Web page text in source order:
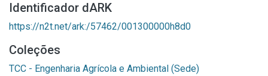
Identificador dARK
https://n2t.net/ark:/57462/001300000h8d0
Coleções
TCC - Engenharia Agrícola e Ambiental (Sede)